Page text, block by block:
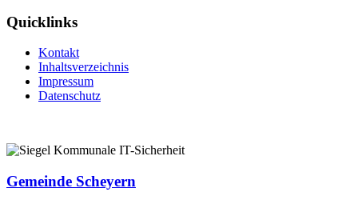
Quicklinks
Kontakt
Inhaltsverzeichnis
Impressum
Datenschutz
Gemeinde Scheyern